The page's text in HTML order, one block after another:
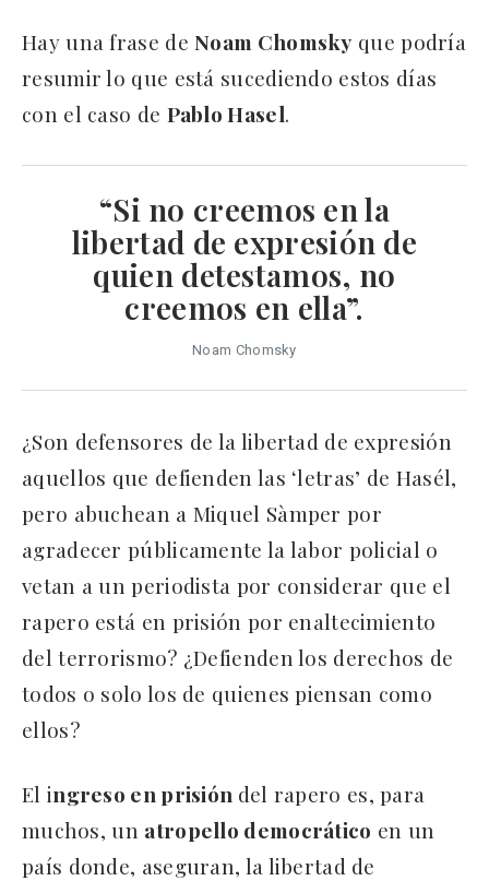
Hay una frase deNoam Chomsky que podría
resumir lo que está sucediendo estos días
con el caso de Pablo Hasel.
“Si no creemos en la
libertad de expresión de
quien detestamos, no
creemos en ella”.
Noam Chomsky
¿Son defensores de la libertad de expresión
aquellos que defienden las ‘letras’ de Hasél,
pero abuchean a Miquel Sàmper por
agradecer públicamente la labor policial o
vetan a un periodista por considerar que el
rapero está en prisión por enaltecimiento
del terrorismo? ¿Defienden los derechos de
todos o solo los de quienes piensan como
ellos?
El ingreso en prisión del rapero es, para
muchos, un atropello democrático en un
país donde, aseguran, la libertad de